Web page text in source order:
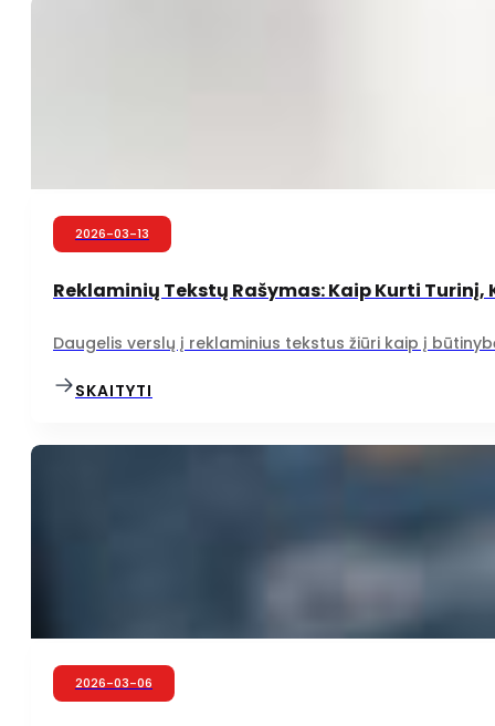
2026-03-13
Reklaminių Tekstų Rašymas: Kaip Kurti
Daugelis verslų į reklaminius tekstus žiūri kaip į
SKAITYTI
2026-03-06